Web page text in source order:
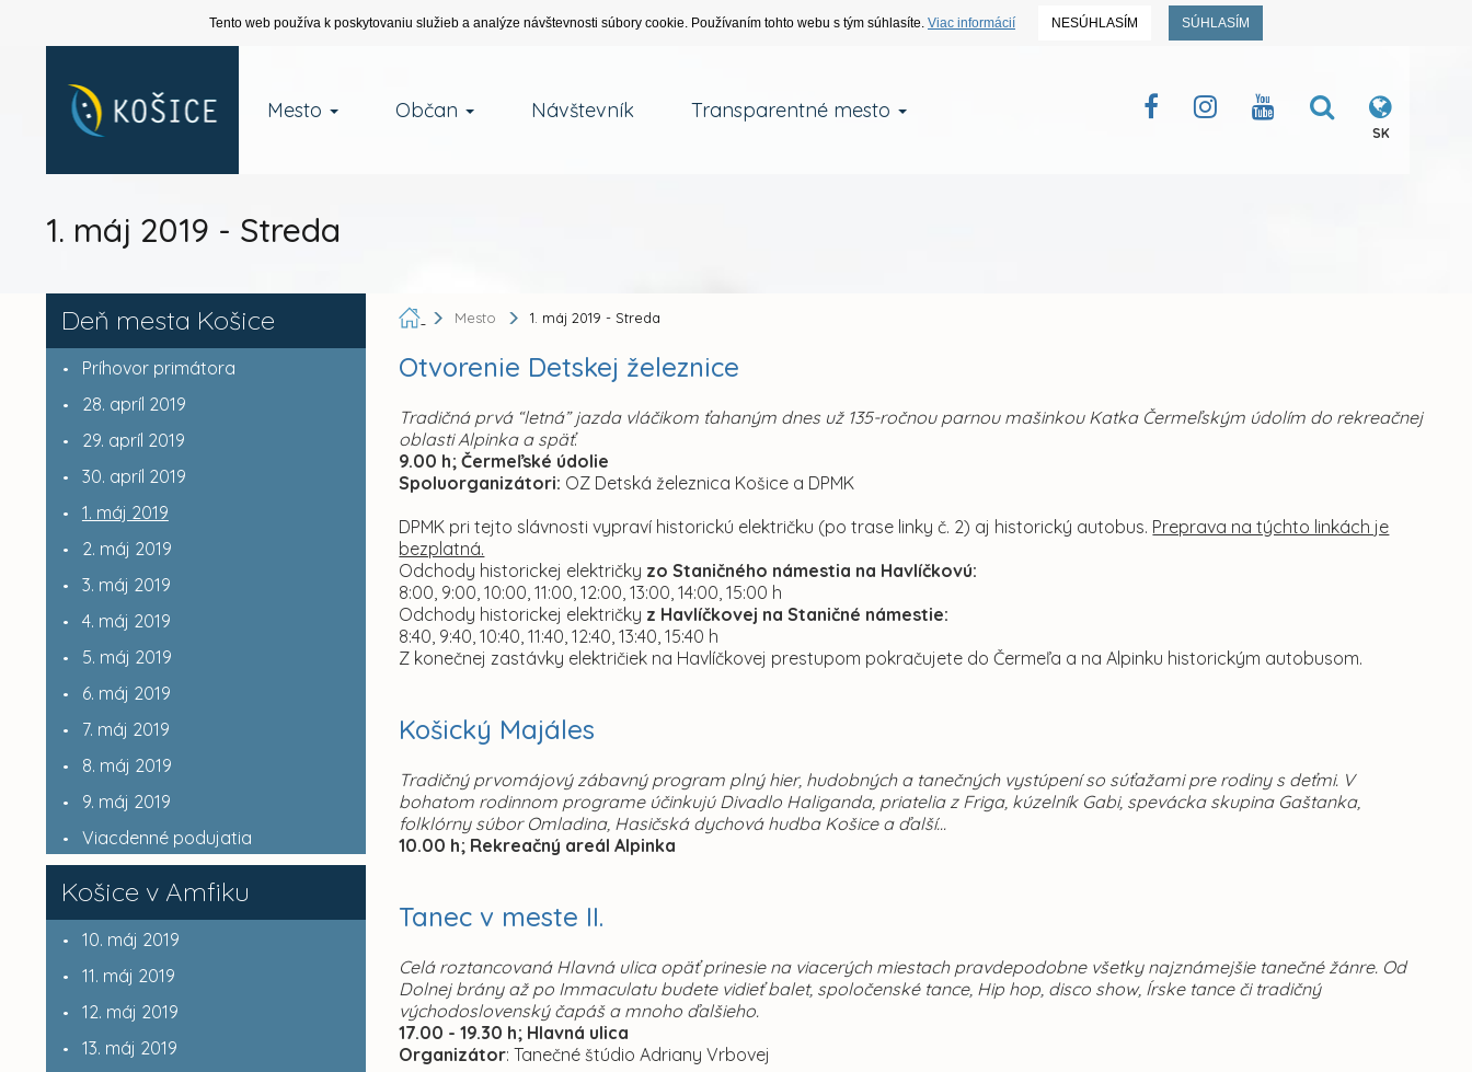
Tento web používa k poskytovaniu služieb a analýze návštevnosti súbory cookie. Používaním tohto webu s tým súhlasíte. Viac informácií NESÚHLASÍM SÚHLASÍM
Mesto Občan Návštevník Transparentné mesto
SK
1. máj 2019 - Streda
Deň mesta Košice
Príhovor primátora
28. apríl 2019
29. apríl 2019
30. apríl 2019
1. máj 2019
2. máj 2019
3. máj 2019
4. máj 2019
5. máj 2019
6. máj 2019
7. máj 2019
8. máj 2019
9. máj 2019
Viacdenné podujatia
Košice v Amfiku
10. máj 2019
11. máj 2019
12. máj 2019
13. máj 2019
Mesto 1. máj 2019 - Streda
Otvorenie Detskej železnice
Tradičná prvá “letná” jazda vláčikom ťahaným dnes už 135-ročnou parnou mašinkou Katka Čermeľským údolím do rekreačnej
oblasti Alpinka a späť.
9.00 h; Čermeľské údolie
Spoluorganizátori: OZ Detská železnica Košice a DPMK
DPMK pri tejto slávnosti vypraví historickú električku (po trase linky č. 2) aj historický autobus. Preprava na týchto linkách je
bezplatná.
Odchody historickej električky zo Staničného námestia na Havlíčkovú:
8:00, 9:00, 10:00, 11:00, 12:00, 13:00, 14:00, 15:00 h
Odchody historickej električky z Havlíčkovej na Staničné námestie:
8:40, 9:40, 10:40, 11:40, 12:40, 13:40, 15:40 h
Z konečnej zastávky električiek na Havlíčkovej prestupom pokračujete do Čermeľa a na Alpinku historickým autobusom.
Košický Majáles
Tradičný prvomájový zábavný program plný hier, hudobných a tanečných vystúpení so súťažami pre rodiny s deťmi. V
bohatom rodinnom programe účinkujú Divadlo Haliganda, priatelia z Friga, kúzelník Gabi, spevácka skupina Gaštanka,
folklórny súbor Omladina, Hasičská dychová hudba Košice a ďalší...
10.00 h; Rekreačný areál Alpinka
Tanec v meste II.
Celá roztancovaná Hlavná ulica opäť prinesie na viacerých miestach pravdepodobne všetky najznámejšie tanečné žánre. Od
Dolnej brány až po Immaculatu budete vidieť balet, spoločenské tance, Hip hop, disco show, Írske tance či tradičný
východoslovenský čapáš a mnoho ďalšieho.
17.00 - 19.30 h; Hlavná ulica
Organizátor: Tanečné štúdio Adriany Vrbovej